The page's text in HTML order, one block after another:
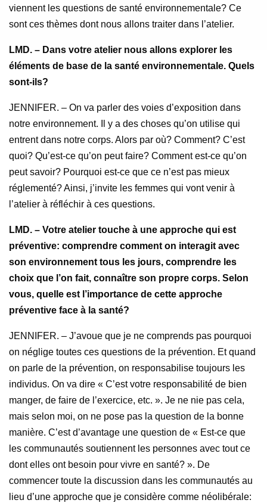
viennent les questions de santé environnementale? Ce
sont ces thèmes dont nous allons traiter dans l’atelier.
LMD. – Dans votre atelier nous allons explorer les
éléments de base de la santé environnementale. Quels
sont-ils?
JENNIFER. – On va parler des voies d’exposition dans
notre environnement. Il y a des choses qu’on utilise qui
entrent dans notre corps. Alors par où? Comment? C’est
quoi? Qu’est-ce qu’on peut faire? Comment est-ce qu’on
peut savoir? Pourquoi est-ce que ce n’est pas mieux
réglementé? Ainsi, j’invite les femmes qui vont venir à
l’atelier à réfléchir à ces questions.
LMD. – Votre atelier touche à une approche qui est
préventive: comprendre comment on interagit avec
son environnement tous les jours, comprendre les
choix que l’on fait, connaître son propre corps. Selon
vous, quelle est l’importance de cette approche
préventive face à la santé?
JENNIFER. – J’avoue que je ne comprends pas pourquoi
on néglige toutes ces questions de la prévention. Et quand
on parle de la prévention, on responsabilise toujours les
individus. On va dire « C’est votre responsabilité de bien
manger, de faire de l’exercice, etc. ». Je ne nie pas cela,
mais selon moi, on ne pose pas la question de la bonne
manière. C’est d’avantage une question de « Est-ce que
les communautés soutiennent les personnes avec tout ce
dont elles ont besoin pour vivre en santé? ». De
commencer toute la discussion dans les communautés au
lieu d’une approche que je considère comme néolibérale: